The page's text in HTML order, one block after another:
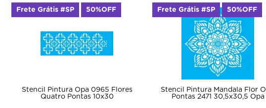
Stencil Pintura Opa 0965 Flores
Quatro Pontas 10x30
Frete Grátis #SP 50%OFF
Stencil Pintura Mandala Flor
Pontas 2471 30,5x30,5 Opa
Frete Grátis #SP 50%OFF